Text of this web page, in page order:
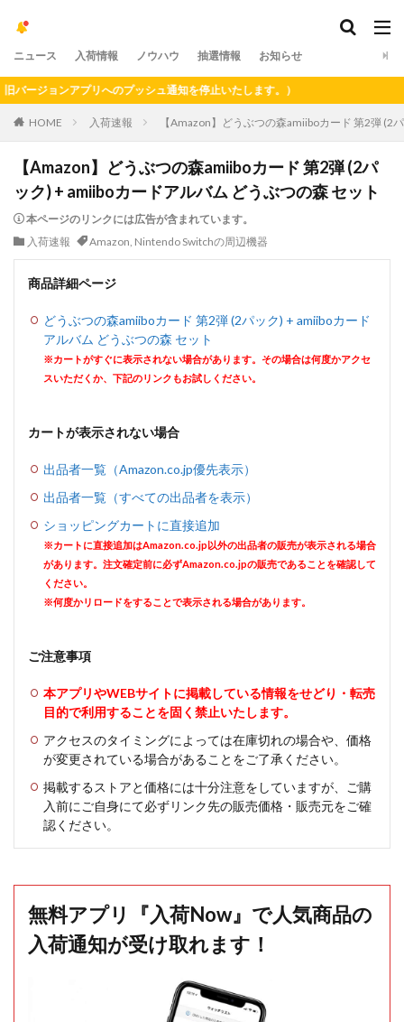
ニュース 入荷情報 ノウハウ 抽選情報 お知らせ
ョンアプリへのプッシュ通知を停止いたします。）
HOME 入荷速報 【Amazon】どうぶつの森amiiboカード 第2弾 (2
【Amazon】どうぶつの森amiiboカード 第2弾 (2パ
ック) + amiiboカードアルバム どうぶつの森 セット
本ページのリンクには広告が含まれています。
入荷速報
Amazon, Nintendo Switchの周辺機器
商品詳細ページ
どうぶつの森amiiboカード 第2弾 (2パック) + amiiboカード
アルバム どうぶつの森 セット
※カートがすぐに表示されない場合があります。その場合は何度かアクセ
スいただくか、下記のリンクもお試しください。
カートが表示されない場合
出品者一覧（Amazon.co.jp優先表示）
出品者一覧（すべての出品者を表示）
ショッピングカートに直接追加
※カートに直接追加はAmazon.co.jp以外の出品者の販売が表示される場合
があります。注文確定前に必ずAmazon.co.jpの販売であることを確認して
ください。
※何度かリロードをすることで表示される場合があります。
ご注意事項
本アプリやWEBサイトに掲載している情報をせどり・転売
目的で利用することを固く禁止いたします。
アクセスのタイミングによっては在庫切れの場合や、価格
が変更されている場合があることをご了承ください。
掲載するストアと価格には十分注意をしていますが、ご購
入前にご自身にて必ずリンク先の販売価格・販売元をご確
認ください。
無料アプリ『入荷Now』で人気商品の
入荷通知が受け取れます！